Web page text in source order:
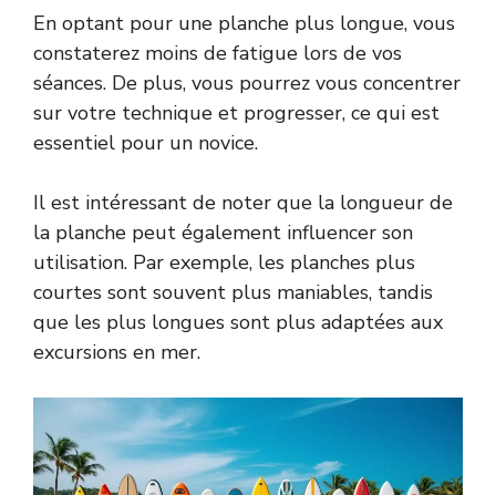
En optant pour une planche plus longue, vous
constaterez moins de fatigue lors de vos
séances. De plus, vous pourrez vous concentrer
sur votre technique et progresser, ce qui est
essentiel pour un novice.
Il est intéressant de noter que la longueur de
la planche peut également influencer son
utilisation. Par exemple, les planches plus
courtes sont souvent plus maniables, tandis
que les plus longues sont plus adaptées aux
excursions en mer.